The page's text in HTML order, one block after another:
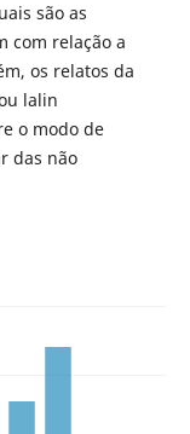
são as
com relação a
os relatos da
lalin
o modo de
das não